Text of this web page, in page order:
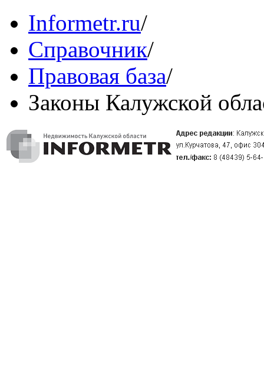
Informetr.ru/
Справочник/
Правовая база/
Законы Калужской